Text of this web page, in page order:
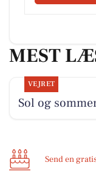
MEST
VEJRET
Sol og
Send en